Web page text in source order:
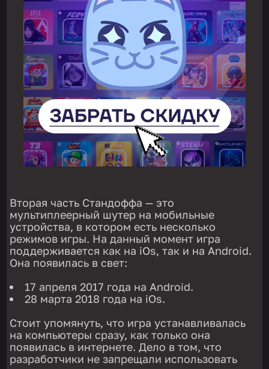
Вторая часть Стандоффа — это
мультиплеерный шутер на мобильные
устройства, в котором есть несколько
режимов игры. На данный момент игра
поддерживается как на iOs, так и на Android.
Она появилась в свет:
17 апреля 2017 года на Android.
28 марта 2018 года на iOs.
Стоит упомянуть, что игра устанавливалась
на компьютеры сразу, как только она
появилась в интернете. Дело в том, что
разработчики не запрещали использовать